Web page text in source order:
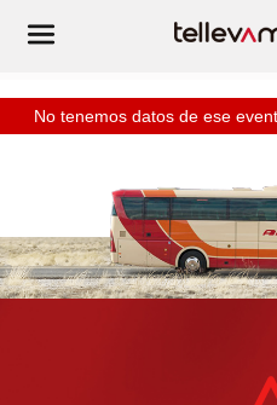
No tenemos datos de ese